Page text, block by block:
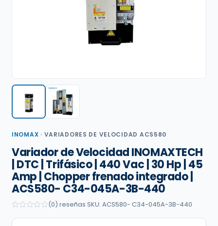
INOMAX · VARIADORES DE VELOCIDAD ACS580
Variador de Velocidad INOMAXTECH
| DTC | Trifásico | 440 Vac | 30 Hp | 45
Amp | Chopper frenado integrado |
ACS580- C34-045A-3B-440
(0) reseñas SKU: ACS580- C34-045A-3B-440